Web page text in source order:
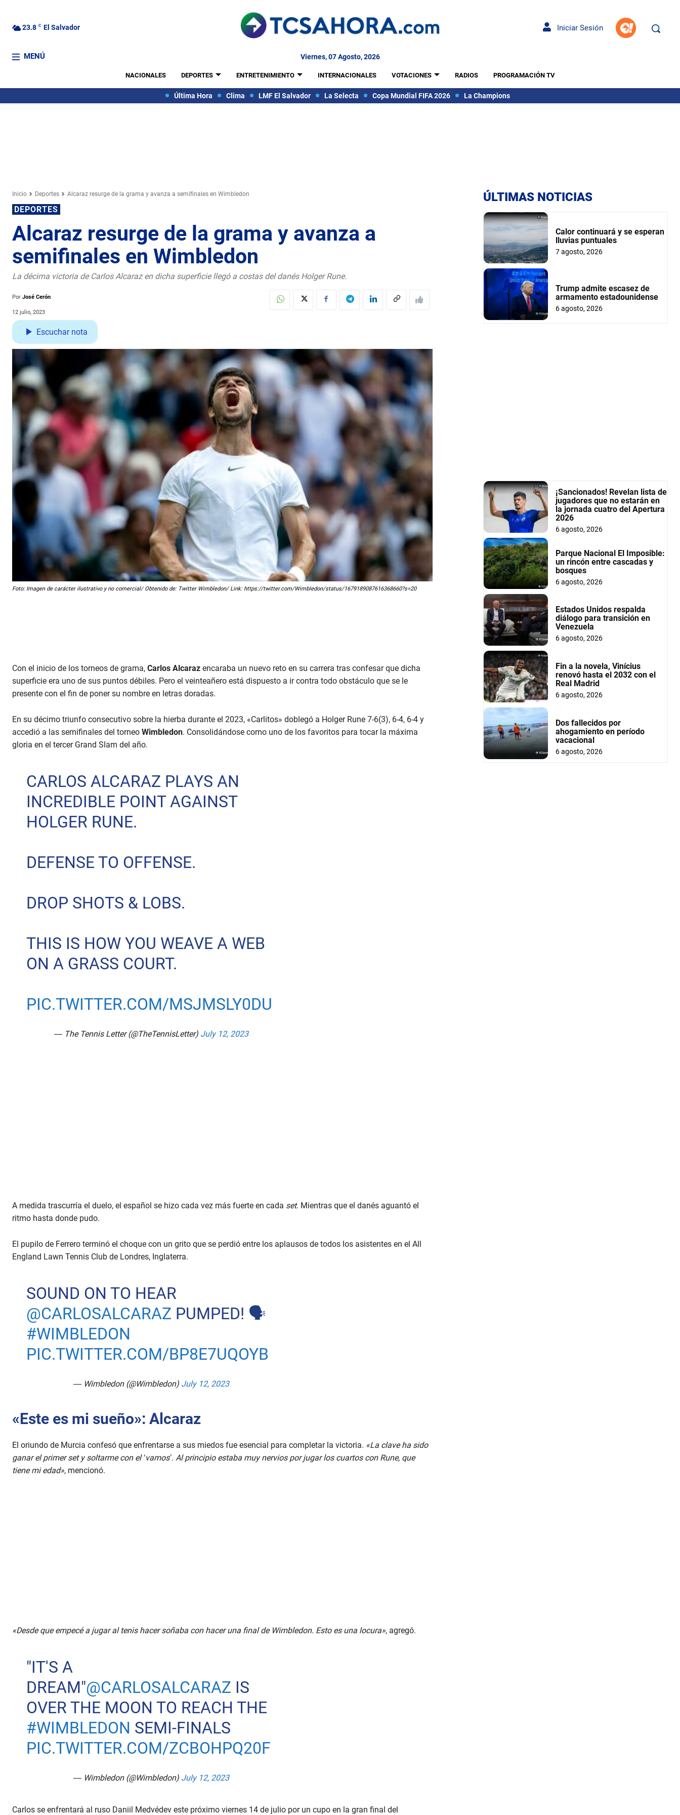
23.8 C El Salvador Iniciar Sesión
MENÚ Viernes, 07 Agosto, 2026
NACIONALES DEPORTES ENTRETENIMIENTO INTERNACIONALES VOTACIONES RADIOS PROGRAMACIÓN TV
Última Hora Clima LMF El Salvador La Selecta Copa Mundial FIFA 2026 La Champions
Inicio Deportes Alcaraz resurge de la grama y avanza a semifinales en Wimbledon
DEPORTES
Alcaraz resurge de la grama y avanza a
semifinales en Wimbledon
La décima victoria de Carlos Alcaraz en dicha superficie llegó a costas del danés Holger Rune.
Por José Cerón
12 julio, 2023
Escuchar nota
Foto: Imagen de carácter ilustrativo y no comercial/ Obtenido de: Twitter Wimbledon/ Link: https://twitter.com/Wimbledon/status/1679189087616368660?s=20
Con el inicio de los torneos de grama, Carlos Alcaraz encaraba un nuevo reto en su carrera tras confesar que dicha
superficie era uno de sus puntos débiles. Pero el veinteañero está dispuesto a ir contra todo obstáculo que se le
presente con el fin de poner su nombre en letras doradas.
En su décimo triunfo consecutivo sobre la hierba durante el 2023, «Carlitos» doblegó a Holger Rune 7-6(3), 6-4, 6-4 y
accedió a las semifinales del torneo Wimbledon. Consolidándose como uno de los favoritos para tocar la máxima
gloria en el tercer Grand Slam del año.
CARLOS ALCARAZ PLAYS AN
INCREDIBLE POINT AGAINST
HOLGER RUNE.
DEFENSE TO OFFENSE.
DROP SHOTS & LOBS.
THIS IS HOW YOU WEAVE A WEB
ON A GRASS COURT.
PIC.TWITTER.COM/MSJMSLY0DU
— The Tennis Letter (@TheTennisLetter) July 12, 2023
A medida trascurría el duelo, el español se hizo cada vez más fuerte en cada set. Mientras que el danés aguantó el
ritmo hasta donde pudo.
El pupilo de Ferrero terminó el choque con un grito que se perdió entre los aplausos de todos los asistentes en el All
England Lawn Tennis Club de Londres, Inglaterra.
SOUND ON TO HEAR
@CARLOSALCARAZ PUMPED! 🗣
#WIMBLEDON
PIC.TWITTER.COM/BP8E7UQOYB
— Wimbledon (@Wimbledon) July 12, 2023
«Este es mi sueño»: Alcaraz
El oriundo de Murcia confesó que enfrentarse a sus miedos fue esencial para completar la victoria. «La clave ha sido
ganar el primer set y soltarme con el ‘vamos’. Al principio estaba muy nervios por jugar los cuartos con Rune, que
tiene mi edad», mencionó.
«Desde que empecé a jugar al tenis hacer soñaba con hacer una final de Wimbledon. Esto es una locura», agregó.
"IT'S A
DREAM"@CARLOSALCARAZ IS
OVER THE MOON TO REACH THE
#WIMBLEDON SEMI-FINALS
PIC.TWITTER.COM/ZCBOHPQ20F
— Wimbledon (@Wimbledon) July 12, 2023
Carlos se enfrentará al ruso Daniil Medvédev este próximo viernes 14 de julio por un cupo en la gran final del
ÚLTIMAS NOTICIAS
Calor continuará y se esperan
lluvias puntuales
7 agosto, 2026
Trump admite escasez de
armamento estadounidense
6 agosto, 2026
¡Sancionados! Revelan lista de
jugadores que no estarán en
la jornada cuatro del Apertura
2026
6 agosto, 2026
Parque Nacional El Imposible:
un rincón entre cascadas y
bosques
6 agosto, 2026
Estados Unidos respalda
diálogo para transición en
Venezuela
6 agosto, 2026
Fin a la novela, Vinícius
renovó hasta el 2032 con el
Real Madrid
6 agosto, 2026
Dos fallecidos por
ahogamiento en período
vacacional
6 agosto, 2026